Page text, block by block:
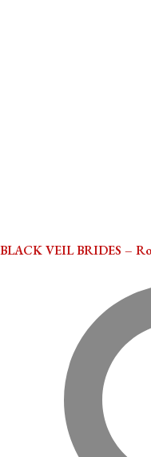
BLACK VEIL BRIDES –